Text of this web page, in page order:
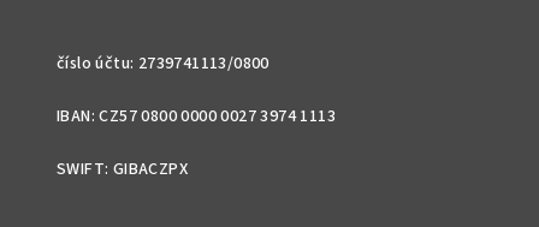
číslo účtu: 2739741113/0800
IBAN: CZ57 0800 0000 0027 3974 1113
SWIFT: GIBACZPX